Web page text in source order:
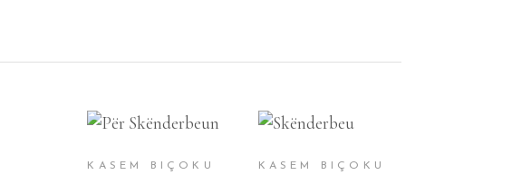
NË
SHPORTË
KASEM BIÇOKU
SHPORTË
KASEM BIÇOKU